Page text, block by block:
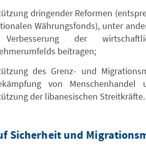
dringender Reformen
Währungsfonds), unter
der
beitragen;
des Grenz- und
von Menschenhandel
der libanesischen Streitkräfte.
Sicherheit und